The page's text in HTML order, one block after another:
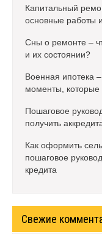
Капитальный
основные работы
Сны о ремонте –
и их состоянии?
Военная ипотека
моменты, которые
Пошаговое
получить
Как оформить
пошаговое
кредита
Свежие